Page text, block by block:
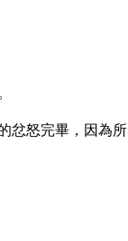
忿怒完畢，因為所